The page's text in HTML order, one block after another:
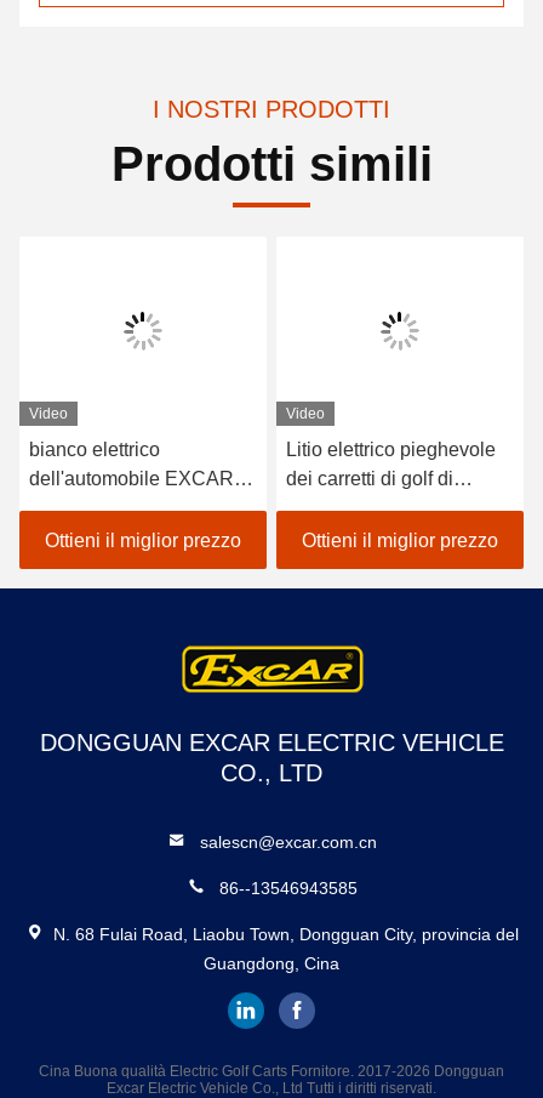
I NOSTRI PRODOTTI
Prodotti simili
Video
bianco elettrico
dell'automobile EXCAR
A1S6+2 di golf del veicolo
a pile del litio 48V
Ottieni il miglior prezzo
Video
Litio elettrico pieghevole
dei carretti di golf di
EXCAR Seat 48V a pile
Ottieni il miglior prezzo
DONGGUAN EXCAR ELECTRIC VEHICLE
CO., LTD
salescn@excar.com.cn
86--13546943585
N. 68 Fulai Road, Liaobu Town, Dongguan City, provincia del
Guangdong, Cina
Cina Buona qualità Electric Golf Carts Fornitore. 2017-2026 Dongguan
Excar Electric Vehicle Co., Ltd Tutti i diritti riservati.